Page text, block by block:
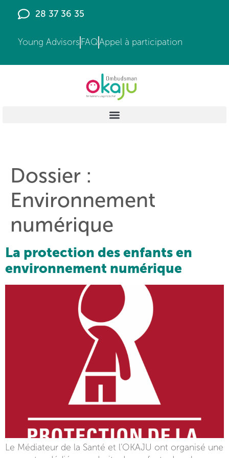
principal
28 37 36 35
Young Advisors FAQAppel à participation
Dossier :
Environnement
numérique
La protection des enfants en
environnement numérique
Le Médiateur de la Santé et l’OKAJU ont organisé une